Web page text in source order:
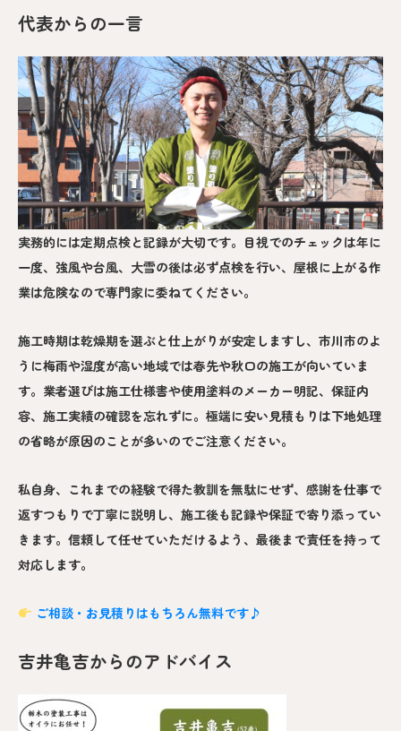
代表からの一言
実務的には定期点検と記録が大切です。目視でのチェックは年に
一度、強風や台風、大雪の後は必ず点検を行い、屋根に上がる作
業は危険なので専門家に委ねてください。
施工時期は乾燥期を選ぶと仕上がりが安定しますし、市川市のよ
うに梅雨や湿度が高い地域では春先や秋口の施工が向いていま
す。業者選びは施工仕様書や使用塗料のメーカー明記、保証内
容、施工実績の確認を忘れずに。極端に安い見積もりは下地処理
の省略が原因のことが多いのでご注意ください。
私自身、これまでの経験で得た教訓を無駄にせず、感謝を仕事で
返すつもりで丁寧に説明し、施工後も記録や保証で寄り添ってい
きます。信頼して任せていただけるよう、最後まで責任を持って
対応します。
ご相談・お見積りはもちろん無料です♪
吉井亀吉からのアドバイス